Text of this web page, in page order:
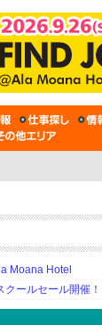
Moana Hotel
ールセール開催！